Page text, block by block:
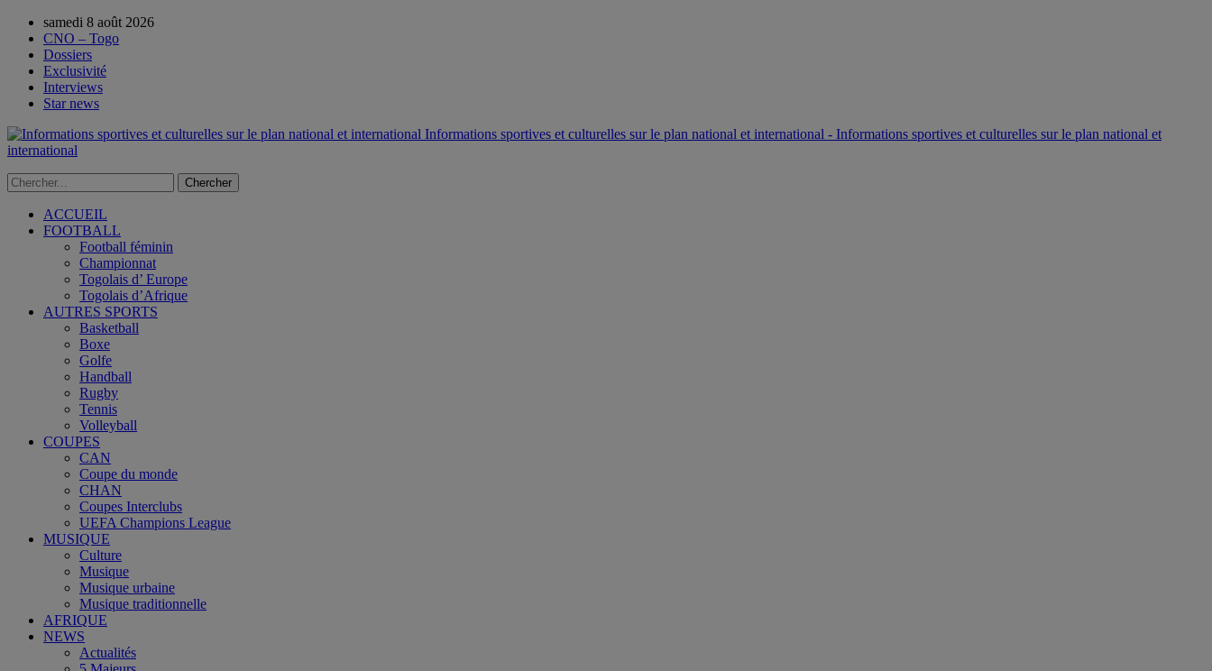
samedi 8 août 2026
CNO – Togo
Dossiers
Exclusivité
Interviews
Star news
Informations sportives et culturelles sur le plan national et international - Informations sportives et culturelles sur le plan national et
international
ACCUEIL
FOOTBALL
Football féminin
Championnat
Togolais d’ Europe
Togolais d’Afrique
AUTRES SPORTS
Basketball
Boxe
Golfe
Handball
Rugby
Tennis
Volleyball
COUPES
CAN
Coupe du monde
CHAN
Coupes Interclubs
UEFA Champions League
MUSIQUE
Culture
Musique
Musique urbaine
Musique traditionnelle
AFRIQUE
NEWS
Actualités